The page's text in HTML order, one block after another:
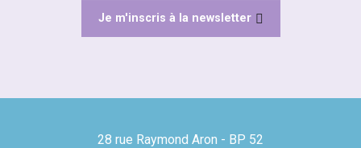
Je m'inscris à la newsletter
28 rue Raymond Aron - BP 52